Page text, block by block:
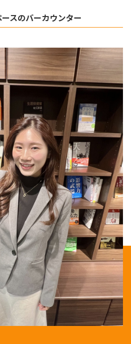
スのバーカウンター